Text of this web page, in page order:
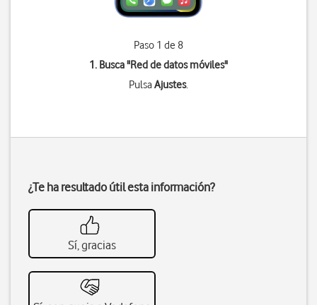
Paso 1 de 8
1. Busca "Red de datos móviles"
PulsaAjustes.
¿Te ha resultado útil esta información?
Sí, gracias